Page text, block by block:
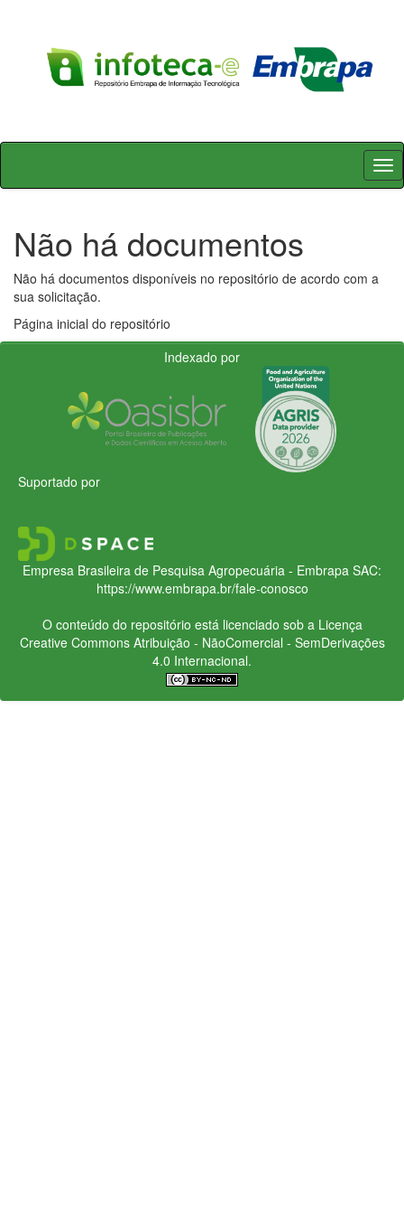
Skip
Não há documentos
Não há documentos disponíveis no repositório de acordo com a
sua solicitação.
Página inicial do repositório
Indexado por
Suportado por
Empresa Brasileira de Pesquisa Agropecuária - Embrapa SAC:
https://www.embrapa.br/fale-conosco
O conteúdo do repositório está licenciado sob a Licença
Creative CommonsAtribuição - NãoComercial - SemDerivações
4.0 Internacional.